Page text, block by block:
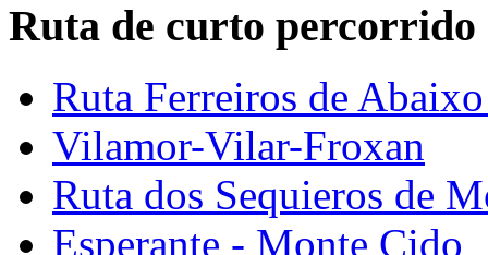
Ruta de curto percorrido
Ruta Ferreiros de
Vilamor-Vilar-Froxan
Ruta dos Sequieros de
Esperante - Monte Cido